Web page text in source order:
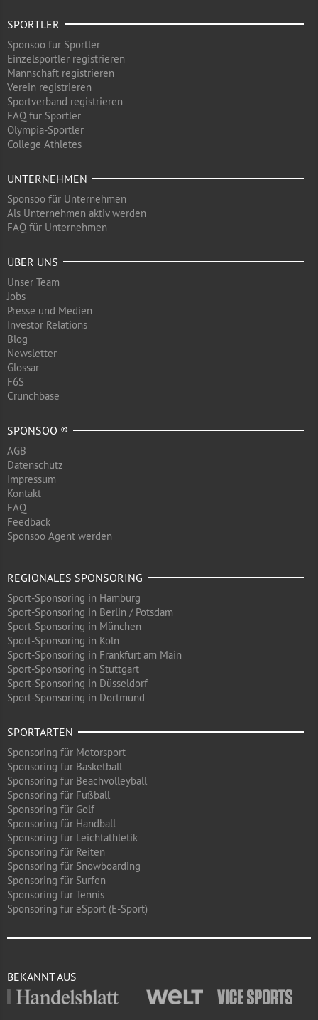
SPORTLER
Sponsoo für Sportler
Einzelsportler registrieren
Mannschaft registrieren
Verein registrieren
Sportverband registrieren
FAQ für Sportler
Olympia-Sportler
College Athletes
UNTERNEHMEN
Sponsoo für Unternehmen
Als Unternehmen aktiv werden
FAQ für Unternehmen
ÜBER UNS
Unser Team
Jobs
Presse und Medien
Investor Relations
Blog
Newsletter
Glossar
F6S
Crunchbase
SPONSOO ®
AGB
Datenschutz
Impressum
Kontakt
FAQ
Feedback
Sponsoo Agent werden
REGIONALES SPONSORING
Sport-Sponsoring in Hamburg
Sport-Sponsoring in Berlin / Potsdam
Sport-Sponsoring in München
Sport-Sponsoring in Köln
Sport-Sponsoring in Frankfurt am Main
Sport-Sponsoring in Stuttgart
Sport-Sponsoring in Düsseldorf
Sport-Sponsoring in Dortmund
SPORTARTEN
Sponsoring für Motorsport
Sponsoring für Basketball
Sponsoring für Beachvolleyball
Sponsoring für Fußball
Sponsoring für Golf
Sponsoring für Handball
Sponsoring für Leichtathletik
Sponsoring für Reiten
Sponsoring für Snowboarding
Sponsoring für Surfen
Sponsoring für Tennis
Sponsoring für eSport (E-Sport)
BEKANNT AUS